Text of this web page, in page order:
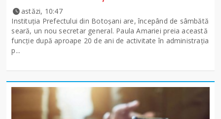
astăzi, 10:47
Instituția Prefectului din Botoșani are, începând de sâmbătă
seară, un nou secretar general. Paula Amariei preia această
funcție după aproape 20 de ani de activitate în administrația
p...